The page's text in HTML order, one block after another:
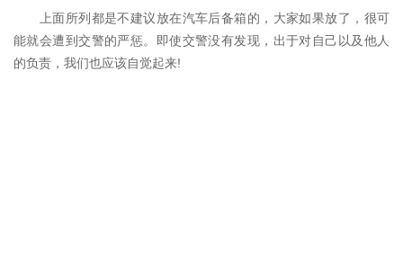
上面所列都是不建议放在汽车后备箱的，大家如果放了，很可
能就会遭到交警的严惩。即使交警没有发现，出于对自己以及他人
的负责，我们也应该自觉起来!